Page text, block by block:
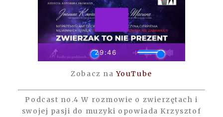
Zobacz na YouTube
Podcast no.4 W rozmowie o zwierzętach i
swojej pasji do muzyki opowiada Krzysztof